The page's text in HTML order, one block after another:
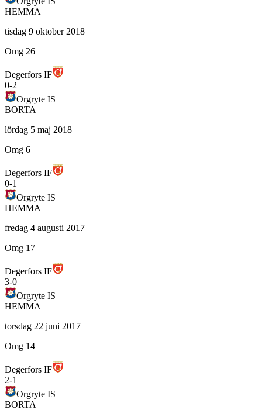
HEMMA
tisdag 9 oktober 2018
Omg 26
Degerfors IF
0-2
Orgryte IS
BORTA
lördag 5 maj 2018
Omg 6
Degerfors IF
0-1
Orgryte IS
HEMMA
fredag 4 augusti 2017
Omg 17
Degerfors IF
3-0
Orgryte IS
HEMMA
torsdag 22 juni 2017
Omg 14
Degerfors IF
2-1
Orgryte IS
BORTA